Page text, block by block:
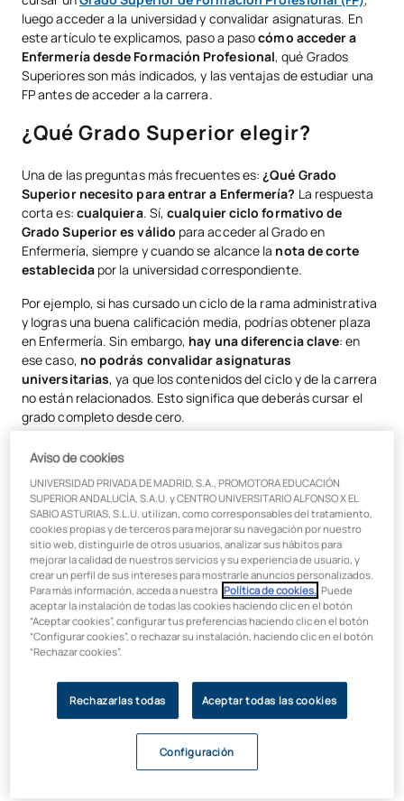
Cálculo de la nota de admisión y fases de la PAU
Proceso de convalidación de asignaturas
Ventajas de estudiar una FP antes de acceder a Enfermería
Guía paso a paso para tu acceso
Conclusión
luego acceder a la universidad y convalidar asignaturas. En
este artículo te explicamos, paso a pasocómo acceder a
Enfermería desde Formación Profesional, qué Grados
Superiores son más indicados, y las ventajas de estudiar una
FP antes de acceder a la carrera.
¿Qué Grado Superior elegir?
Una de las preguntas más frecuentes es: ¿Qué Grado
Superior necesito para entrar a Enfermería? La respuesta
corta es: cualquiera. Sí,cualquier ciclo formativo de
Grado Superior es válido para acceder al Grado en
Enfermería, siempre y cuando se alcance la nota de corte
establecidapor la universidad correspondiente.
Por ejemplo, si has cursado un ciclo de la rama administrativa
y logras una buena calificación media, podrías obtener plaza
en Enfermería. Sin embargo, hay una diferencia clave: en
ese caso, no podrás convalidar asignaturas
universitarias, ya que los contenidos del ciclo y de la carrera
no están relacionados. Esto significa que deberás cursar el
grado completo desde cero.
Por eso, lo más recomendable si tienes claro tu interés en el
ámbito sanitario es optar por
Estos no solo te preparan mejor a nivel práctico, sino que
ademáste permiten convalidar asignaturas en la
universidad, lo que se traduce en ahorro de tiempo y
esfuerzo.
Algunos de losGrados Superiores más relacionados con
Enfermeríay que suelen permitir convalidaciones son:
Anatomía Patológica y Citodiagnóstico
Audiología Protésica
Dietética
Documentación y Administración Sanitarias
Higiene Bucodental
Imagen para el Diagnóstico y Medicina Nuclear
Aviso de cookies
UNIVERSIDAD PRIVADA DE MADRID, S.A., PROMOTORA EDUCACIÓN
SUPERIOR ANDALUCÍA, S.A.U. y CENTRO UNIVERSITARIO ALFONSO X EL
SABIO ASTURIAS, S.L.U. utilizan, como corresponsables del tratamiento,
cookies propias y de terceros para mejorar su navegación por nuestro
sitio web, distinguirle de otros usuarios, analizar sus hábitos para
mejorar la calidad de nuestros servicios y su experiencia de usuario, y
crear un perfil de sus intereses para mostrarle anuncios personalizados.
Para más información, acceda a nuestra Política de cookies. . Puede
aceptar la instalación de todas las cookies haciendo clic en el botón
“Aceptar cookies”, configurar tus preferencias haciendo clic en el botón
“Configurar cookies”, o rechazar su instalación, haciendo clic en el botón
“Rechazar cookies”.
Rechazarlas todas Aceptar todas las cookies
Configuración